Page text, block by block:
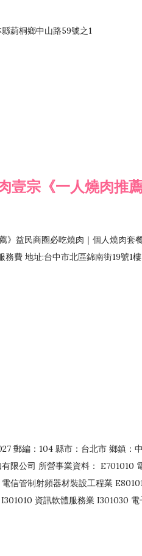
莿桐鄉中山路59號之1
壹宗《一人燒肉推
》益民商圈必吃燒肉｜個人燒肉套
費 地址:台中市北區錦南街19號1
郵編：104 縣市：台北市 鄉鎮：
限公司 所營事業資料： E701010
信管制射頻器材裝設工程業
資訊軟體服務業 I301030
菸酒零售業 F401171 酒類輸入業